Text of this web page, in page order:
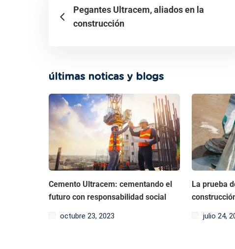
Pegantes Ultracem, aliados en la
construcción
últimas noticas y blogs
Cemento Ultracem: cementando el
futuro con responsabilidad social
octubre 23, 2023
La prueba
julio 24,